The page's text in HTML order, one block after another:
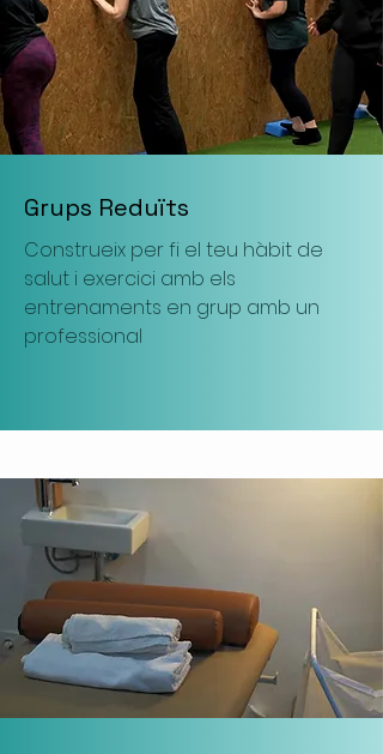
Grups Reduïts
Construeix per fi el teu hàbit de
salut i exercici amb els
entrenaments en grup amb un
professional